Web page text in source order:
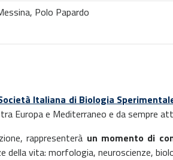
Polo Papardo
Italiana di Biologia
Europa e Mediterraneo e da sempre
rappresenterà un momento di
della vita: morfologia, neuroscienze,